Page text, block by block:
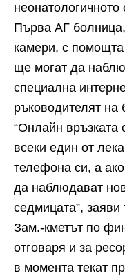
Първа АГ
камери, с
ще могат да
специална
ръководителят на
“Онлайн връзката
всеки един от
телефона си, а
да наблюдават
седмицата”,
Зам.-кметът по
отговаря и за
в момента текат